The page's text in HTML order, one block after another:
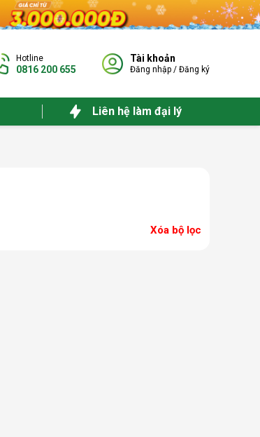
Hotline
0816 200 655
Tài khoản
Đăng nhập / Đăng ký
Liên hệ làm đại lý
Xóa bộ lọc